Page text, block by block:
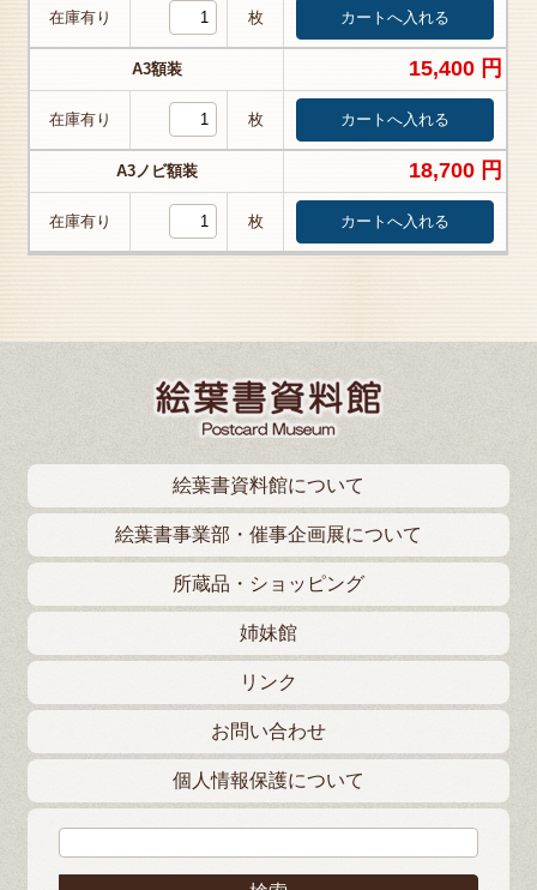
在庫有り 枚
A3額装 15,400 円
在庫有り 枚
A3ノビ額装 18,700 円
在庫有り 枚
絵葉書資料館について
絵葉書事業部・催事企画展について
所蔵品・ショッピング
姉妹館
リンク
お問い合わせ
個人情報保護について